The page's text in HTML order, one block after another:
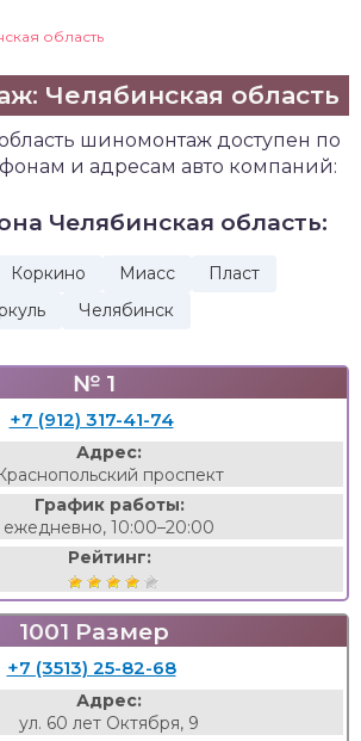
область
Челябинская область
шиномонтаж доступен по
и адресам авто компаний:
Челябинская область:
Коркино Миасс
Пласт
Челябинск
№ 1
+7 (912) 317-41-74
Адрес:
проспект
График работы:
ежедневно, 10:00–20:00
Рейтинг:
1001 Размер
+7 (3513) 25-82-68
Адрес:
ул. 60 лет Октября, 9